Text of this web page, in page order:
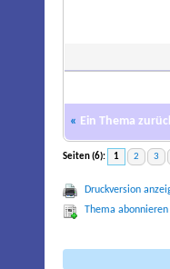
« Ein Thema
Seiten (6): 1 2 3
Druckversion
Thema abonnieren